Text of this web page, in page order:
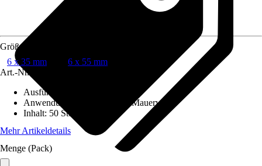
Größe
6 x 35 mm
6 x 55 mm
Art.-Nr.
Ausführung
Anwendungsbereich
Beton, Mauerwerk
Inhalt: 50 Stück
Mehr Artikeldetails
Menge (Pack)